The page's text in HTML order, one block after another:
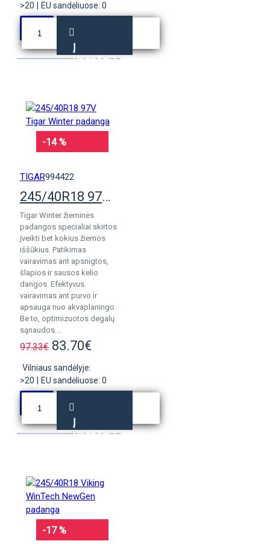
>20
EU sandėliuose: 0
Į
KREPŠELĮ
-14 %
TIGAR994422
245/40R18 97V Tigar Winter padanga
Tigar Winter žieminės
padangos specialiai skirtos
įveikti bet kokius žiemos
iššūkius. Patikimas
vairavimas ant apsnigtos,
šlapios ir sausos kelio
dangos. Efektyvus
vairavimas ant purvo ir
apsauga nuo akvaplaningo.
Be to, optimizuotos degalų
sąnaudos...
97.33€ 83.70€
Vilniaus sandėlyje:
>20
EU sandėliuose: 0
Į
KREPŠELĮ
-17 %